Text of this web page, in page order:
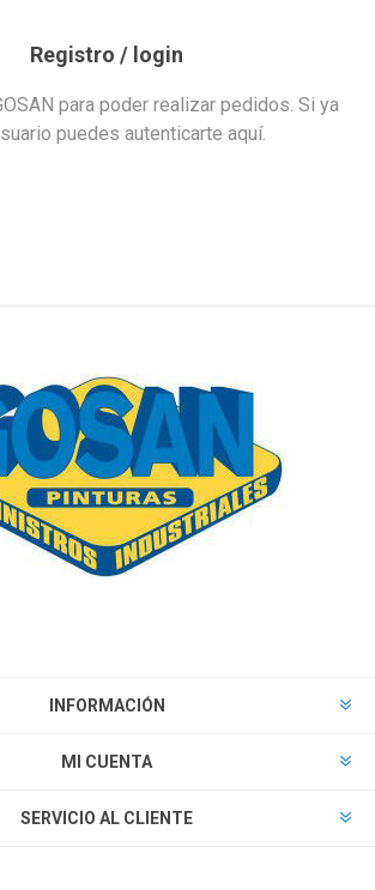
Registro / login
para poder realizar pedidos. Si ya
puedes autenticarte aquí.
INFORMACIÓN
MI CUENTA
SERVICIO AL CLIENTE